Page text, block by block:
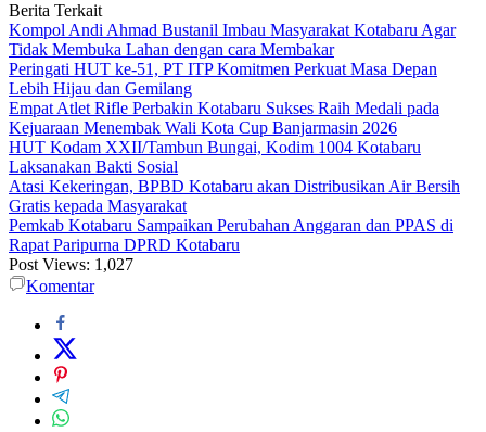
Berita Terkait
Kompol Andi Ahmad Bustanil Imbau Masyarakat Kotabaru Agar
Tidak Membuka Lahan dengan cara Membakar
Peringati HUT ke-51, PT ITP Komitmen Perkuat Masa Depan
Lebih Hijau dan Gemilang
Empat Atlet Rifle Perbakin Kotabaru Sukses Raih Medali pada
Kejuaraan Menembak Wali Kota Cup Banjarmasin 2026
HUT Kodam XXII/Tambun Bungai, Kodim 1004 Kotabaru
Laksanakan Bakti Sosial
Atasi Kekeringan, BPBD Kotabaru akan Distribusikan Air Bersih
Gratis kepada Masyarakat
Pemkab Kotabaru Sampaikan Perubahan Anggaran dan PPAS di
Rapat Paripurna DPRD Kotabaru
Post Views: 1,027
Komentar